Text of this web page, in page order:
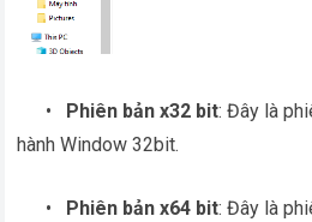
• Phiên bản x32 bit: Đây là
hành Window 32bit.
• Phiên bản x64 bit: Đây là